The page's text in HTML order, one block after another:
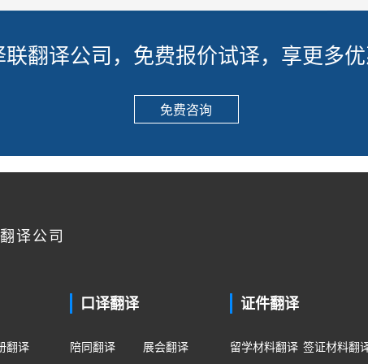
联翻译公司，免费报价试译，享更多
免费咨询
译公司
翻译
口译翻译
陪同翻译 展会翻译
证件翻译
留学材料翻译 签证材料翻